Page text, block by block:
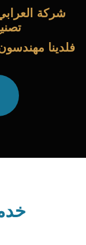
شركة